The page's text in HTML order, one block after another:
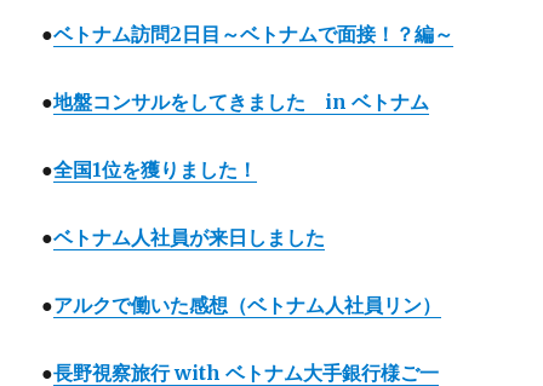
●ベトナム訪問2日目～ベトナムで面接！？編～
●地盤コンサルをしてきました in ベトナム
●全国1位を獲りました！
●ベトナム人社員が来日しました
●アルクで働いた感想（ベトナム人社員リン）
●長野視察旅行 with ベトナム大手銀行様ご一